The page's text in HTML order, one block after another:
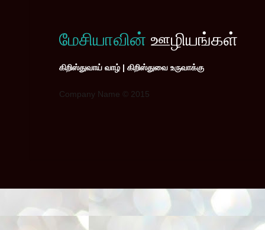
மேசியாவின் ஊழியங்கள்
கிறிஸ்துவாய் வாழ் | கிறிஸ்துவை உருவாக்கு
Company Name © 2015